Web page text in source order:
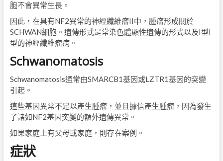
胞不會異常生長。
因此，在具有NF2異常的神經纖維瘤II中，腫瘤形成關於
SCHWAN細胞。遺傳形式是常染色體顯性遺傳的形式以及I型I
型的神經纖維瘤病。
Schwanomatosis
Schwanomatosis通常由SMARCB1基因或LZTR1基因的突變
引起。
這些基因異常不足以產生腫瘤，並且據信產生腫瘤，因為發生
了諸如NF2基因突變的額外遺傳異常。
如果家庭上有父母或家庭，則存在案例。
症狀